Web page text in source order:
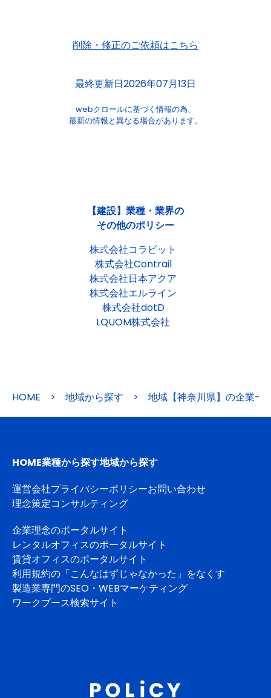
削除・修正のご依頼はこちら
最終更新日2026年07月13日
webクロールに基づく情報の為、
最新の情報と異なる場合があります。
【建設】業種・業界の
その他のポリシー
株式会社コラビット
株式会社Contrail
株式会社日本アクア
株式会社エルライン
株式会社dotD
LQUOM株式会社
HOME > 地域から探す > 地域【神奈川県】の企業一
HOME業種から探す地域から探す
運営会社プライバシーポリシーお問い合わせ
理念策定コンサルティング
企業理念のポータルサイト
レンタルオフィスのポータルサイト
賃貸オフィスのポータルサイト
利用規約の「こんなはずじゃなかった」をなくす
製造業専門のSEO・WEBマーケティング
ワークブース検索サイト